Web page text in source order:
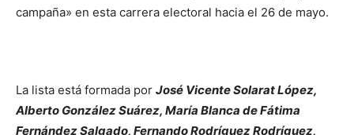
campaña» en esta carrera electoral hacia el 26 de mayo.
La lista está formada por José Vicente Solarat López,
Alberto González Suárez, María Blanca de Fátima
Fernández Salgado, Fernando Rodríguez Rodríguez,